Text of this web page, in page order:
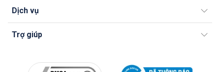
Dịch vụ
Trợ giúp